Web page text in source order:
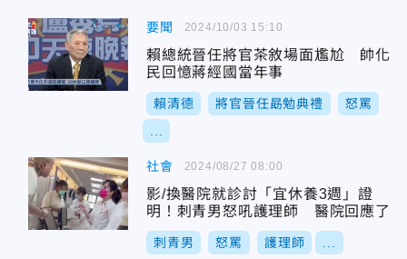
要聞
賴總統晉任將官茶敘場面尷尬 帥化
民回憶蔣經國當年事
賴清德 將官晉任勗勉典禮 怒罵
2024/10/03 15:10
社會
影/換醫院就診討「宜休養3週」證
明！刺青男怒吼護理師 醫院回應了
刺青男 怒罵 護理師
2024/08/27 08:00